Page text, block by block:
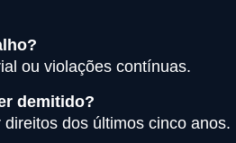
ou violações contínuas.
demitido?
dos últimos cinco anos.